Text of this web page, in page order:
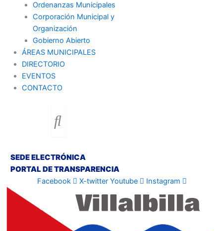
Ordenanzas Municipales
Corporación Municipal y
Organización
Gobierno Abierto
ÁREAS MUNICIPALES
DIRECTORIO
EVENTOS
CONTACTO
SEDE ELECTRÓNICA
PORTAL DE TRANSPARENCIA
Facebook X-twitter Youtube Instagram